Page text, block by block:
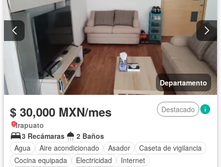
Terraza
Vista panorámica Wifi
Zonas verdes
Permite niños
Solo familias Completamente amueblado
Departamento
$ 30,000 MXN/mes
Destacado
Irapuato
3 Recámaras
2 Baños
Agua
Aire acondicionado Asador
Caseta de vigilancia
Cocina equipada
Electricidad
Internet